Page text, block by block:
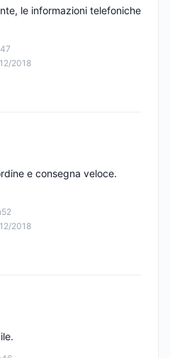
2018
le informazioni telefoniche
2018
e consegna veloce.